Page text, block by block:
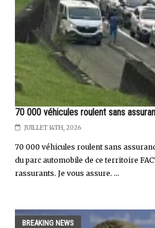
70 000 véhicules roulent sans
JUILLET 14TH, 2026
70 000 véhicules roulent sans
du parc automobile de ce territoire
rassurants. Je vous assure. ...
BREAKING NEWS